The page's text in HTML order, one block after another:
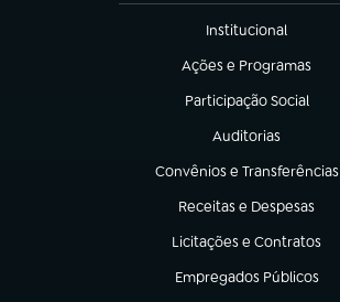
Institucional
(abre em nova aba)
Ações e Programas
(abre em nova aba)
Participação Social
(abre em nova aba)
Auditorias
(abre em nova aba)
Convênios e Transferências
(abre em nova aba)
Receitas e Despesas
(abre em nova aba)
Licitações e Contratos
(abre em nova aba)
Empregados Públicos
(abre em nova aba)